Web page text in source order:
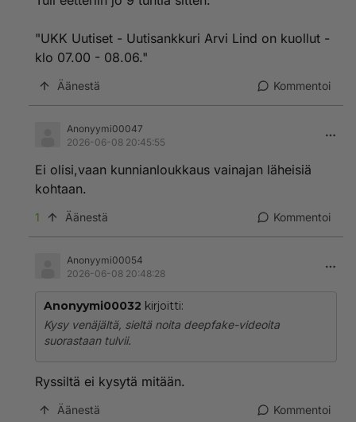
"UKK Uutiset - Uutisankkuri Arvi Lind on kuollut -
klo 07.00 - 08.06."
Äänestä Kommentoi
Anonyymi00047
2026-06-08 20:45:55
Ei olisi,vaan kunnianloukkaus vainajan läheisiä
kohtaan.
1 Äänestä Kommentoi
Anonyymi00054
2026-06-08 20:48:28
Anonyymi00032 kirjoitti:
Kysy venäjältä, sieltä noita deepfake-videoita
suorastaan tulvii.
Ryssiltä ei kysytä mitään.
Äänestä Kommentoi